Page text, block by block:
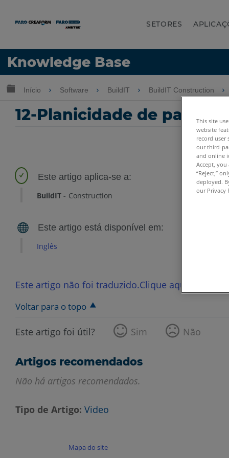
SETORES
Knowledge Base
Idioma
Expandir/recolher hierarquia global
Início Software BuildIT BuildIT Construction
12-Planicidade de
BuildIT Construction
Inglês
Este artigo não foi traduzido.Clique aqui para
Voltar para o topo
Este artigo foi útil? Sim Não
Artigos recomendados
Não há artigos recomendados.
Tipo de Artigo Video
Mapa do site
This site
website
record user
our third-
and online
Accept,
“Reject,”
deployed.
our Privacy